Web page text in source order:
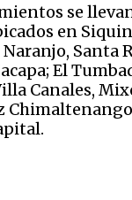
se
en
Santa
El
Canales,